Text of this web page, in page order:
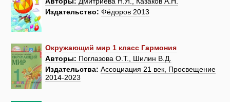
Издательство: Фёдоров 2013
Окружающий мир 1 класс Гармония
Авторы: Поглазова О.Т., Шилин В.Д.
Издательства: Ассоциация 21 век, Просвещение
2014-2023